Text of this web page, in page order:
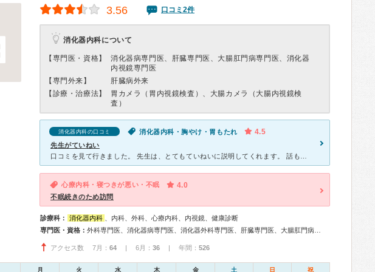
3.56 口コミ2件
消化器内科について
【専門医・資格】
消化器病専門医、肝臓専門医、大腸肛門病専門医、消化器
内視鏡専門医
【専門外来】
肝臓病外来
【診療・治療法】
胃カメラ（胃内視鏡検査）、大腸カメラ（大腸内視鏡検
査）
消化器内科の口コミ 消化器内科・胸やけ・胃もたれ 4.5
先生がていねい
心療内科・寝つきが悪い・不眠 4.0
不眠続きのため訪問
診療科： 消化器内科
、内科、外科、心療内科、内視鏡、健康診断
専門医・資格：
アクセス数 7月： 64 | 6月： 36 | 年間： 526
月 火 水 木 金 土 日 祝